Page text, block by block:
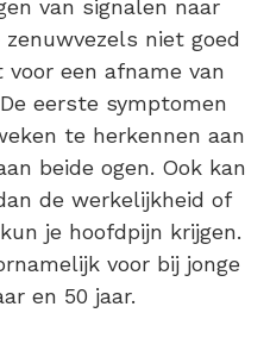
van signalen naar
niet goed
een afname van
eerste symptomen
te herkennen aan
beide ogen. Ook kan
de werkelijkheid of
je hoofdpijn krijgen.
voor bij jonge
en 50 jaar.